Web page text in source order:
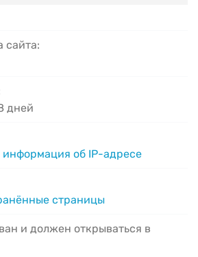
сайта:
дней
информация об IP-адресе
страницы
и должен открываться в